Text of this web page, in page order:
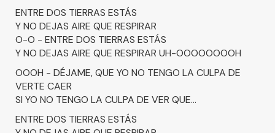
ENTRE DOS TIERRAS ESTÁS
Y NO DEJAS AIRE QUE RESPIRAR
O-O - ENTRE DOS TIERRAS ESTÁS
Y NO DEJAS AIRE QUE RESPIRAR UH-OOOOOOOOH
OOOH - DÉJAME, QUE YO NO TENGO LA CULPA DE
VERTE CAER
SI YO NO TENGO LA CULPA DE VER QUE...
ENTRE DOS TIERRAS ESTÁS